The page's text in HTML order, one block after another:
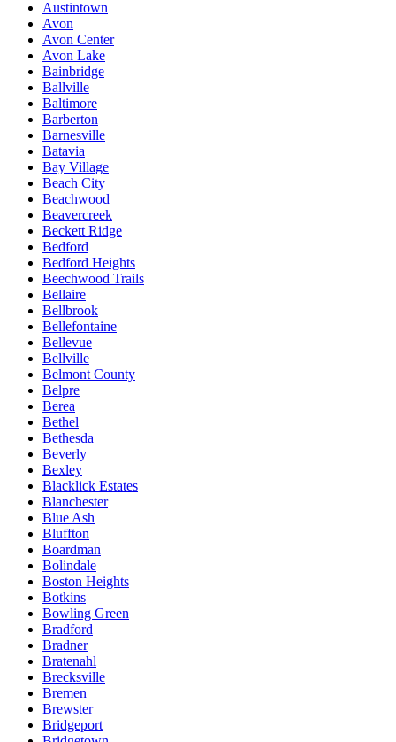
Austintown
Avon
Avon Center
Avon Lake
Bainbridge
Ballville
Baltimore
Barberton
Barnesville
Batavia
Bay Village
Beach City
Beachwood
Beavercreek
Beckett Ridge
Bedford
Bedford Heights
Beechwood Trails
Bellaire
Bellbrook
Bellefontaine
Bellevue
Bellville
Belmont County
Belpre
Berea
Bethel
Bethesda
Beverly
Bexley
Blacklick Estates
Blanchester
Blue Ash
Bluffton
Boardman
Bolindale
Boston Heights
Botkins
Bowling Green
Bradford
Bradner
Bratenahl
Brecksville
Bremen
Brewster
Bridgeport